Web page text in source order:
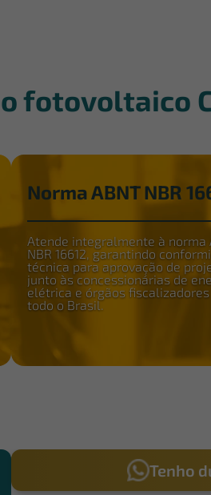
fotovoltaico
Norma ABNT NBR
Atende integralmente à norma
NBR 16612, garantindo
técnica para aprovação de
junto às concessionárias de
elétrica e órgãos fiscalizadores
todo o Brasil.
Tenho